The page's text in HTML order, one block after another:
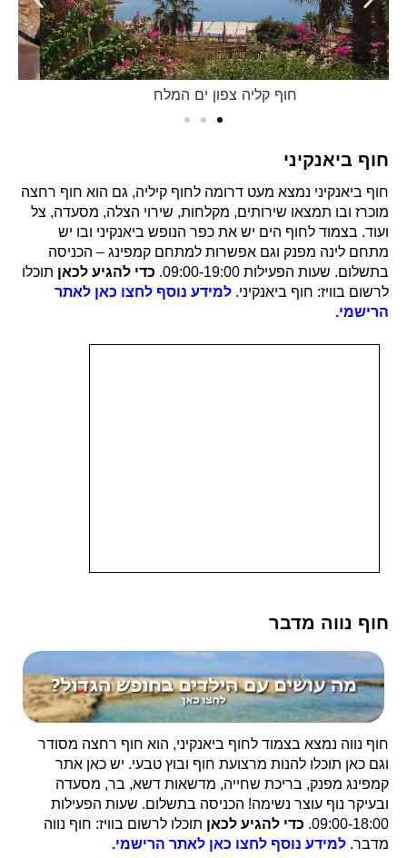
חוף קליה צפון ים המלח
חוף ביאנקיני
חוף ביאנקיני נמצא מעט דרומה לחוף קיליה, גם הוא חוף רחצה
מוכרז ובו תמצאו שירותים, מקלחות, שירוי הצלה, מסעדה, צל
ועוד. בצמוד לחוף הים יש את כפר הנופש ביאנקיני ובו יש
מתחם לינה מפנק וגם אפשרות למתחם קמפינג – הכניסה
בתשלום. שעות הפעילות 09:00-19:00.
כדי להגיע לכאן תוכלו
לרשום בוויז: חוף ביאנקיני. למידע נוסף לחצו כאן לאתר
הרישמי.
חוף נווה מדבר
חוף נווה נמצא בצמוד לחוף ביאנקיני, הוא חוף רחצה מסודר
וגם כאן תוכלו להנות מרצועת חוף ובוץ טבעי. יש כאן אתר
קמפינג מפנק, בריכת שחייה, מדשאות דשא, בר, מסעדה
ובעיקר נוף עוצר נשימה! הכניסה בתשלום. שעות הפעילות
09:00-18:00. כדי להגיע לכאן תוכלו לרשום בוויז: חוף נווה
מדבר. למידע נוסף לחצו כאן לאתר הרישמי.